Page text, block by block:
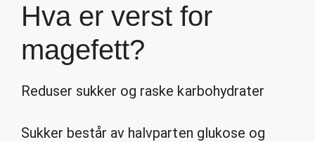
Hva er verst for
magefett?
Reduser sukker og raske karbohydrater
Sukker består av halvparten glukose og